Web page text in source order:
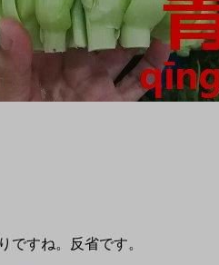
ですね。反省です。